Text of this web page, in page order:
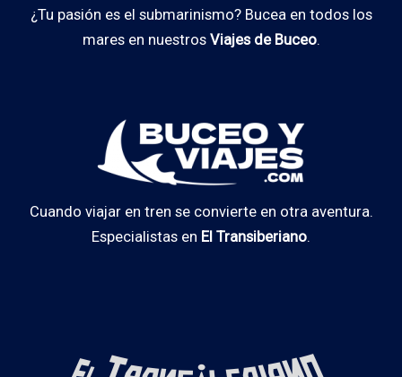
¿Tu pasión es el submarinismo? Bucea en todos los
mares en nuestros Viajes de Buceo.
Cuando viajar en tren se convierte en otra aventura.
Especialistas en El Transiberiano.